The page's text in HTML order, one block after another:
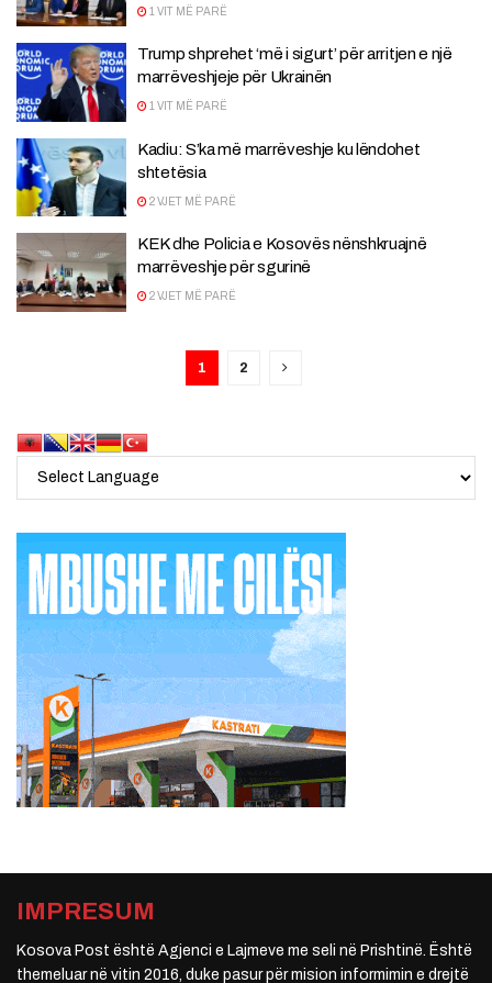
1 VIT MË PARË
Trump shprehet ‘më i sigurt’ për arritjen e një
marrëveshjeje për Ukrainën
1 VIT MË PARË
Kadiu: S’ka më marrëveshje ku lëndohet
shtetësia
2 VJET MË PARË
KEK dhe Policia e Kosovës nënshkruajnë
marrëveshje për sgurinë
2 VJET MË PARË
1 2
IMPRESUM
Kosova Post është Agjenci e Lajmeve me seli në Prishtinë. Është
themeluar në vitin 2016, duke pasur për mision informimin e drejtë